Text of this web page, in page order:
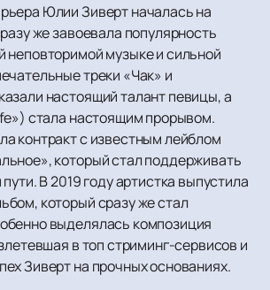
Юлии Зиверт началась на
же завоевала популярность
неповторимой музыке и сильной
треки «Чак» и
настоящий талант певицы, а
стала настоящим прорывом.
контракт с известным лейблом
который стал поддерживать
В 2019 году артистка выпустила
который сразу же стал
выделялась композиция
в топ стриминг-сервисов и
Зиверт на прочных основаниях.